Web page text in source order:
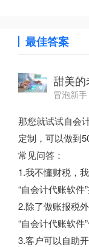
最佳答案
甜美
冒泡新手
那您就试试自会
定制，可以做到
常见问答：
1.我不懂财税，
“自会计代账软
2.除了做账报税
“自会计代账软
3.客户可以自助